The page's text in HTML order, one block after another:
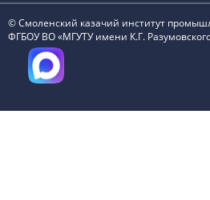
© Смоленский казачий институт
ФГБОУ ВО «МГУТУ имени К.Г.